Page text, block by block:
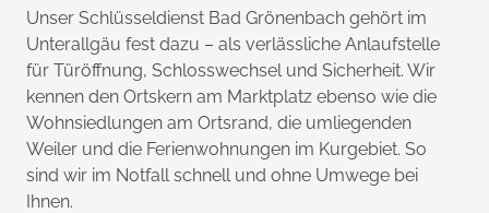
Unser Schlüsseldienst Bad Grönenbach gehört im
Unterallgäu fest dazu – als verlässliche Anlaufstelle
für Türöffnung, Schlosswechsel und Sicherheit. Wir
kennen den Ortskern am Marktplatz ebenso wie die
Wohnsiedlungen am Ortsrand, die umliegenden
Weiler und die Ferienwohnungen im Kurgebiet. So
sind wir im Notfall schnell und ohne Umwege bei
Ihnen.